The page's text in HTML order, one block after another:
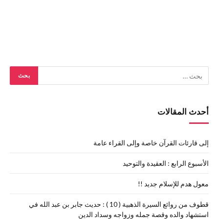
أحدث المقالات
إلى قارئات القرآن خاصة وإلى القراء عامة
الأسبوع الرابع : العقيدة والتوحيد
معول هدم للإسلام جديد !!
قطوف من روائع السيرة الذهبية ( 10 ) : حديث جابر بن عبد الله في
استشهاد والده وقصة جمله وزواجه وسداد الدين